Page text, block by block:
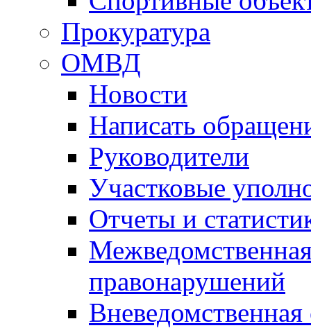
Прокуратура
ОМВД
Новости
Написать
Руководители
Участковые
Отчеты и
правонарушений
Вневедомственная